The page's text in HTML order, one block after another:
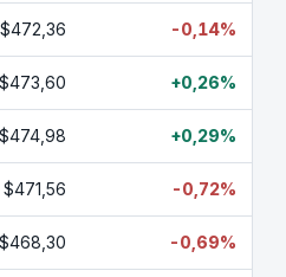
$472,36 -0,14%
$473,60 +0,26%
$474,98 +0,29%
$471,56 -0,72%
$468,30 -0,69%